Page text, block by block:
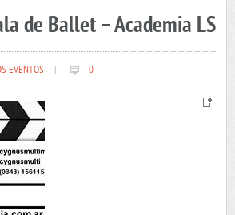
de Ballet – Academia LS
EVENTOS 0